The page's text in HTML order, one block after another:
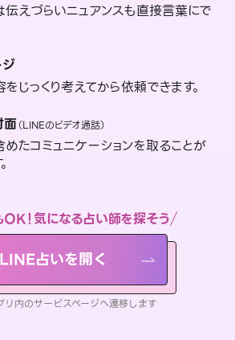
伝えづらいニュアンスも直接言葉にで
じっくり考えてから依頼できます。
面（LINEのビデオ通話）
たコミュニケーションを取ることが
！気になる占い師を探そう
LINE占いを開く
内のサービスページへ遷移します